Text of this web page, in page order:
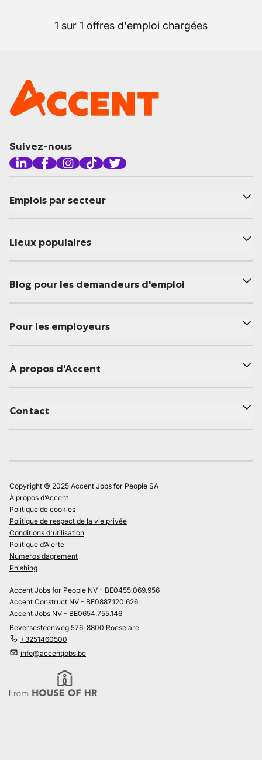
1 sur 1 offres d'emploi chargées
Suivez-nous
Emplois par secteur
Lieux populaires
Blog pour les demandeurs d'emploi
Pour les employeurs
À propos d'Accent
Contact
Copyright © 2025 Accent Jobs for People SA
À propos d’Accent
Politique de cookies
Politique de respect de la vie privée
Conditions d'utilisation
Politique d’Alerte
Numeros dagrement
Phishing
Accent Jobs for People NV - BE0455.069.956
Accent Construct NV - BE0887.120.626
Accent Jobs NV - BE0654.755.146
Beversesteenweg 576, 8800 Roeselare
+3251460500
info@accentjobs.be